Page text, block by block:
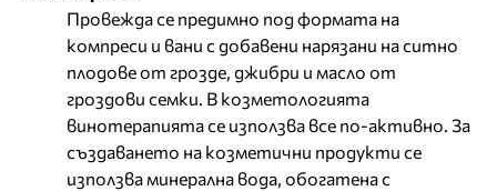
Провежда се предимно под формата на
компреси и вани с добавени нарязани на ситно
плодове от грозде, джибри и масло от
гроздови семки. В козметологията
винотерапията се използва все по-активно. За
създаването на козметични продукти се
използва минерална вода, обогатена с